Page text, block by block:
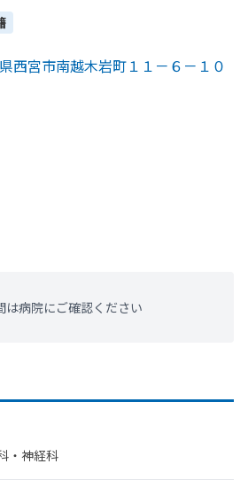
西宮市南越木岩町１１－６－１０
は病院にご確認ください
・神経科